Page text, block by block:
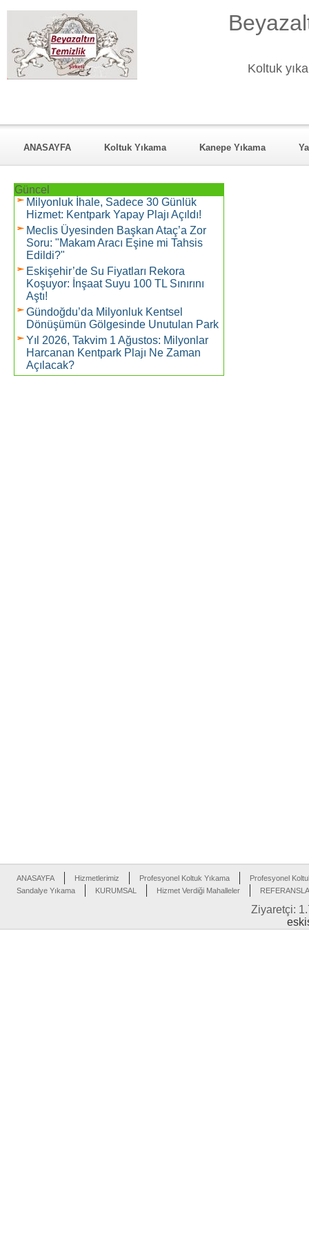
Koltuk
ANASAYFA Koltuk Yıkama Kanepe Yıkama
Güncel
Milyonluk İhale, Sadece 30 Günlük
Hizmet: Kentpark Yapay Plajı Açıldı!
Meclis Üyesinden Başkan Ataç’a Zor
Soru: "Makam Aracı Eşine mi Tahsis
Edildi?"
Eskişehir’de Su Fiyatları Rekora
Koşuyor: İnşaat Suyu 100 TL Sınırını
Aştı!
Gündoğdu’da Milyonluk Kentsel
Dönüşümün Gölgesinde Unutulan Park
Yıl 2026, Takvim 1 Ağustos: Milyonlar
Harcanan Kentpark Plajı Ne Zaman
Açılacak?
ANASAYFA Hizmetlerimiz Profesyonel Koltuk Yıkama
Profesyonel
Sandalye Yıkama
KURUMSAL Hizmet Verdiği Mahalleler
Ziyaretçi: